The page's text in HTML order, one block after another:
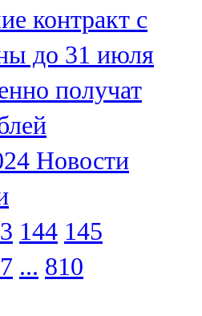
контракт с
до 31 июля
получат
Новости
144 145
... 810